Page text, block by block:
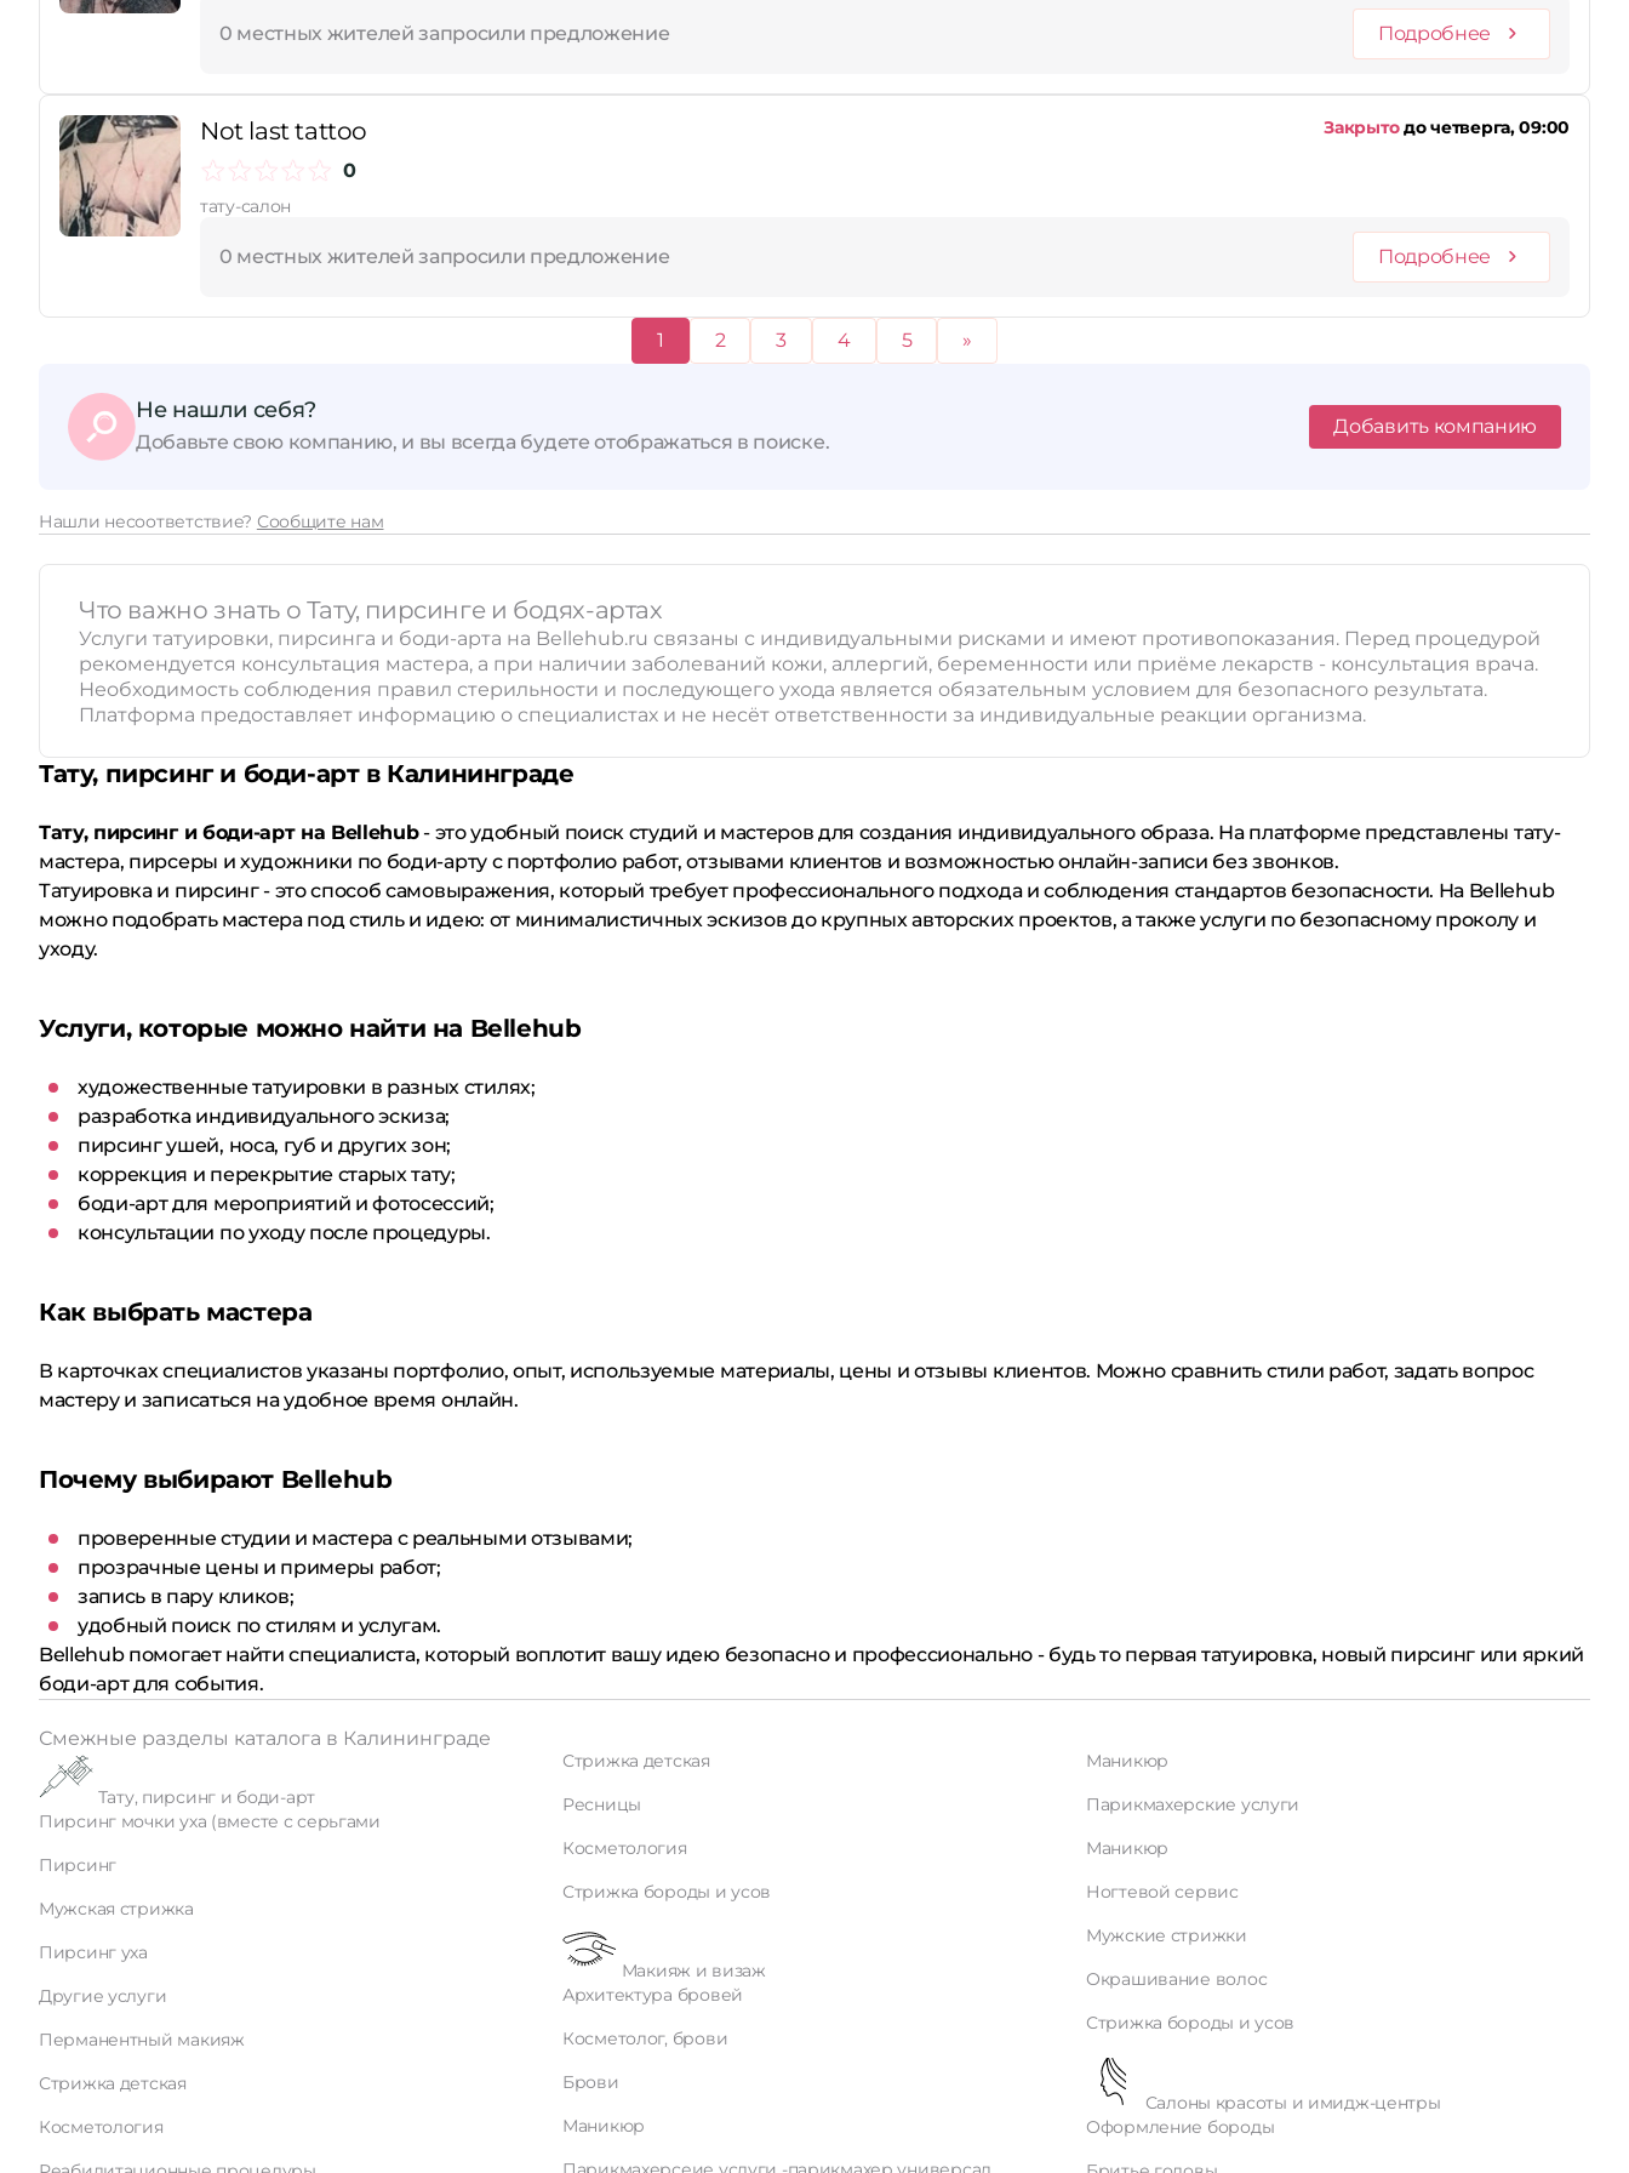
0 местных жителей запросили предложение Подробнее
Not last tattoo
0
Закрытодо четверга, 09:00
тату-салон
0 местных жителей запросили предложение Подробнее
1 2 3 4 5 »
Не нашли себя?
Добавьте свою компанию, и вы всегда будете отображаться в поиске.
Добавить компанию
Нашли несоответствие? Сообщите нам
Что важно знать о Тату, пирсинге и бодях-артах
Услуги татуировки, пирсинга и боди-арта на Bellehub.ru связаны с индивидуальными рисками и имеют противопоказания. Перед процедурой
рекомендуется консультация мастера, а при наличии заболеваний кожи, аллергий, беременности или приёме лекарств - консультация врача.
Необходимость соблюдения правил стерильности и последующего ухода является обязательным условием для безопасного результата.
Платформа предоставляет информацию о специалистах и не несёт ответственности за индивидуальные реакции организма.
Тату, пирсинг и боди-арт в Калининграде
Тату, пирсинг и боди-арт на Bellehub- это удобный поиск студий и мастеров для создания индивидуального образа. На платформе представлены тату-
мастера, пирсеры и художники по боди-арту с портфолио работ, отзывами клиентов и возможностью онлайн-записи без звонков.
Татуировка и пирсинг - это способ самовыражения, который требует профессионального подхода и соблюдения стандартов безопасности. На Bellehub
можно подобрать мастера под стиль и идею: от минималистичных эскизов до крупных авторских проектов, а также услуги по безопасному проколу и
уходу.
Услуги, которые можно найти на Bellehub
художественные татуировки в разных стилях;
разработка индивидуального эскиза;
пирсинг ушей, носа, губ и других зон;
коррекция и перекрытие старых тату;
боди-арт для мероприятий и фотосессий;
консультации по уходу после процедуры.
Как выбрать мастера
В карточках специалистов указаны портфолио, опыт, используемые материалы, цены и отзывы клиентов. Можно сравнить стили работ, задать вопрос
мастеру и записаться на удобное время онлайн.
Почему выбирают Bellehub
проверенные студии и мастера с реальными отзывами;
прозрачные цены и примеры работ;
запись в пару кликов;
удобный поиск по стилям и услугам.
Bellehub помогает найти специалиста, который воплотит вашу идею безопасно и профессионально - будь то первая татуировка, новый пирсинг или яркий
боди-арт для события.
Смежные разделы каталога в Калининграде
Тату, пирсинг и боди-арт
Пирсинг мочки уха (вместе с серьгами
Пирсинг
Мужская стрижка
Пирсинг уха
Другие услуги
Перманентный макияж
Стрижка детская
Косметология
Стрижка детская
Ресницы
Косметология
Стрижка бороды и усов
Макияж и визаж
Архитектура бровей
Косметолог, брови
Брови
Маникюр
Маникюр
Парикмахерские услуги
Маникюр
Ногтевой сервис
Мужские стрижки
Окрашивание волос
Стрижка бороды и усов
Салоны красоты и имидж-центры
Оформление бороды